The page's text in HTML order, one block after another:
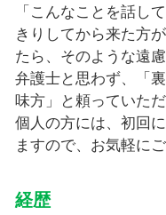
「こんなことを話し
きりしてから来た方
たら、そのような遠
弁護士と思わず、「
味方」と頼っていた
個人の方には、初回
ますので、お気軽に
経歴